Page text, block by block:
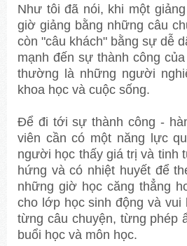
Như tôi đã nói, khi một
giờ giảng bằng những câu
còn "câu khách" bằng sự dễ
mạnh đến sự thành công
thường là những người
khoa học và cuộc sống.
Để đi tới sự thành công -
viên cần có một năng lực
người học thấy giá trị và tinh
hứng và có nhiệt huyết để
những giờ học căng thẳng
cho lớp học sinh động và
từng câu chuyện, từng phép
buổi học và môn học.